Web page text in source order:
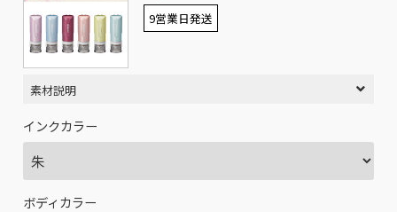
9営業日発送
素材説明
インクカラー
ボディカラー